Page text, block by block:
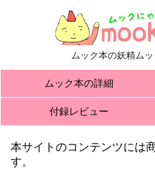
ムック本の妖精ム
ムック本の詳細
付録レビュー
本サイトのコンテンツには
す。